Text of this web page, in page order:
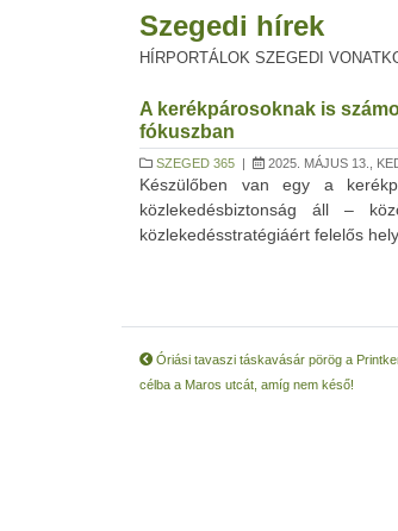
Szegedi hírek
HÍRPORTÁLOK SZEGEDI
A kerékpárosoknak is
fókuszban
SZEGED 365 | 2025. MÁJUS 13.,
Készülőben van egy a
közlekedésbiztonság áll –
közlekedésstratégiáért felelős
Óriási tavaszi táskavásár pörög a
célba a Maros utcát, amíg nem késő!